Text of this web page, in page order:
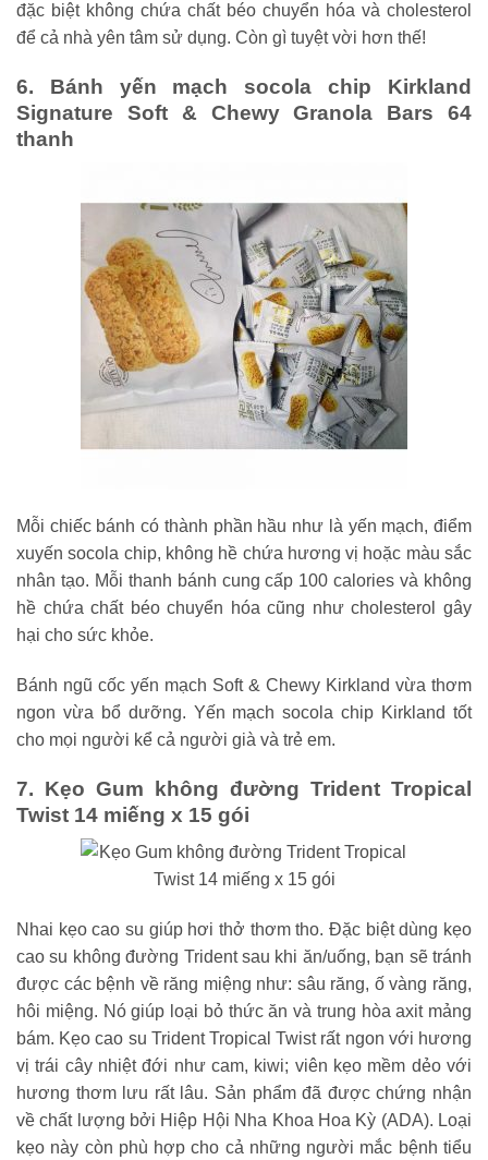
đặc biệt không chứa chất béo chuyển hóa và cholesterol
để cả nhà yên tâm sử dụng. Còn gì tuyệt vời hơn thế!
6. Bánh yến mạch socola chip Kirkland
Signature Soft & Chewy Granola Bars 64
thanh
Mỗi chiếc bánh có thành phần hầu như là yến mạch, điểm
xuyến socola chip, không hề chứa hương vị hoặc màu sắc
nhân tạo. Mỗi thanh bánh cung cấp 100 calories và không
hề chứa chất béo chuyển hóa cũng như cholesterol gây
hại cho sức khỏe.
Bánh ngũ cốc yến mạch Soft & Chewy Kirkland vừa thơm
ngon vừa bổ dưỡng. Yến mạch socola chip Kirkland tốt
cho mọi người kể cả người già và trẻ em.
7. Kẹo Gum không đường Trident Tropical
Twist 14 miếng x 15 gói
Nhai kẹo cao su giúp hơi thở thơm tho. Đặc biệt dùng kẹo
cao su không đường Trident sau khi ăn/uống, bạn sẽ tránh
được các bệnh về răng miệng như: sâu răng, ố vàng răng,
hôi miệng. Nó giúp loại bỏ thức ăn và trung hòa axit mảng
bám. Kẹo cao su Trident Tropical Twist rất ngon với hương
vị trái cây nhiệt đới như cam, kiwi; viên kẹo mềm dẻo với
hương thơm lưu rất lâu. Sản phẩm đã được chứng nhận
về chất lượng bởi Hiệp Hội Nha Khoa Hoa Kỳ (ADA). Loại
kẹo này còn phù hợp cho cả những người mắc bệnh tiểu